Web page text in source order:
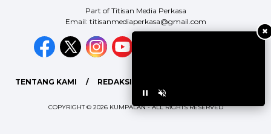
✖
Part of Titisan Media Perkasa
Email: titisanmediaperkasa@gmail.com
TENTANG KAMI REDAKSI
COPYRIGHT © 2026 KUMPALAN - ALL RIGHTS RESERVED